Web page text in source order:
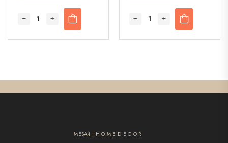
MESA4 | H O M E D E C O R